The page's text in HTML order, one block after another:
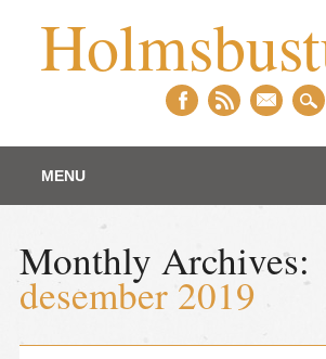
Main menu
MENU
Monthly Archives:
desember 2019